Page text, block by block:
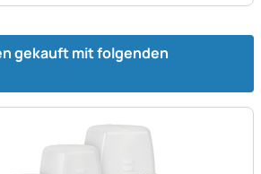
gekauft mit folgenden